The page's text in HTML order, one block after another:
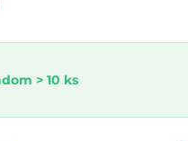
> 10 ks